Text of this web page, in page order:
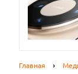
Главная